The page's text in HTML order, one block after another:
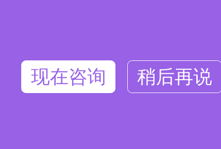
现在咨询 稍后再说